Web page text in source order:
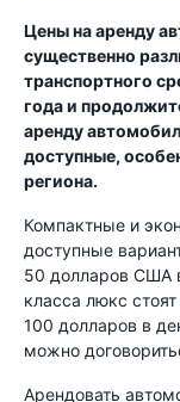
Цены на аренду
существенно
транспортного
года и
аренду
доступные,
региона.
Компактные и
доступные
50 долларов США
класса люкс
100 долларов в
можно
Арендовать